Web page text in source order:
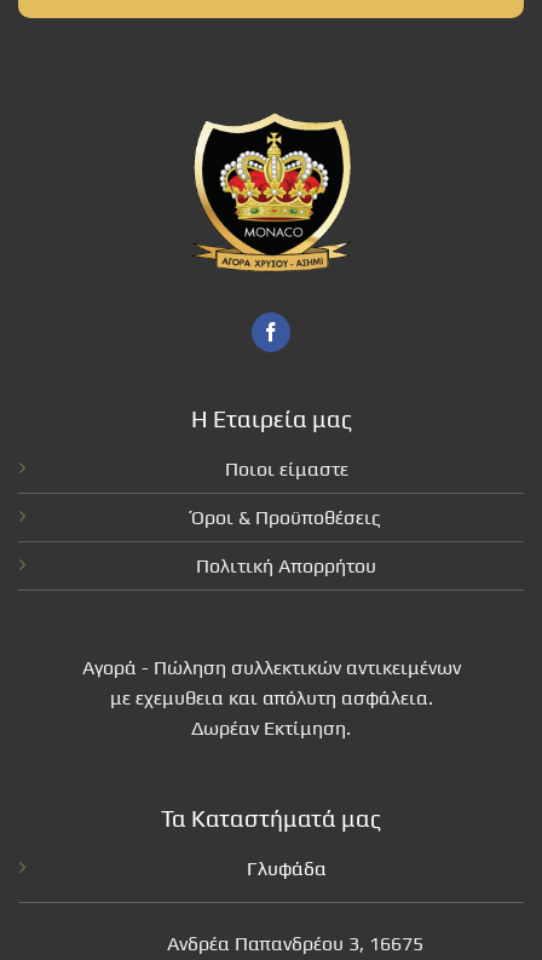
Η Εταιρεία μας
Ποιοι είμαστε
Όροι & Προϋποθέσεις
Πολιτική Απορρήτου
Αγορά - Πώληση συλλεκτικών αντικειμένων
με εχεμυθεια και απόλυτη ασφάλεια.
Δωρέαν Εκτίμηση.
Τα Καταστήματά μας
Γλυφάδα
Ανδρέα Παπανδρέου 3, 16675